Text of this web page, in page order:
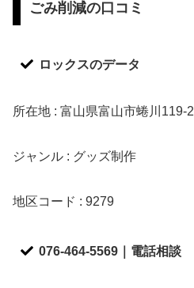
ごみ削減の口コミ
ロックスのデータ
所在地 : 富山県富山市蜷川119-2
ジャンル : グッズ制作
地区コード : 9279
076-464-5569｜電話相談